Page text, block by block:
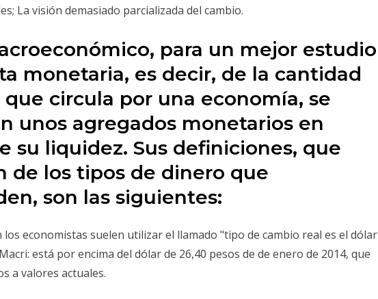
La visión demasiado parcializada del cambio.
para un mejor estudio
monetaria, es decir, de la cantidad
circula por una economía, se
unos agregados monetarios en
su liquidez. Sus definiciones, que
de los tipos de dinero que
son las siguientes:
los economistas suelen utilizar el llamado "tipo de cambio real es el dólar
está por encima del dólar de 26,40 pesos de de enero de 2014, que
a valores actuales.